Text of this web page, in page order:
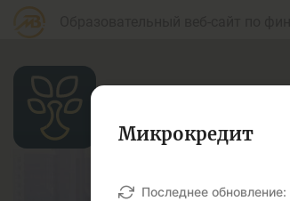
Микрокредит
Последнее обновление: